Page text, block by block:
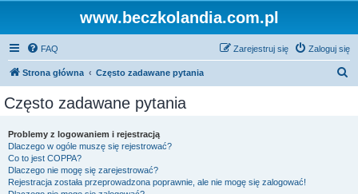
www.beczkolandia.com.pl
FAQ Zaloguj się
Zarejestruj się
Strona główna Często zadawane pytania
Często zadawane pytania
Problemy z logowaniem i rejestracją
Dlaczego w ogóle muszę się rejestrować?
Co to jest COPPA?
Dlaczego nie mogę się zarejestrować?
Rejestracja została przeprowadzona poprawnie, ale nie mogę się zalogować!